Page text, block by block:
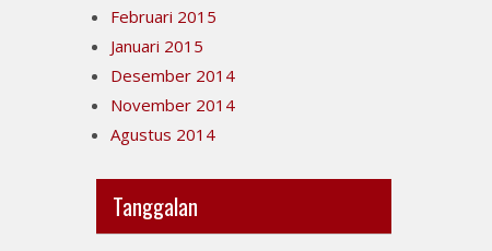
Februari 2015
Januari 2015
Desember 2014
November 2014
Agustus 2014
Tanggalan